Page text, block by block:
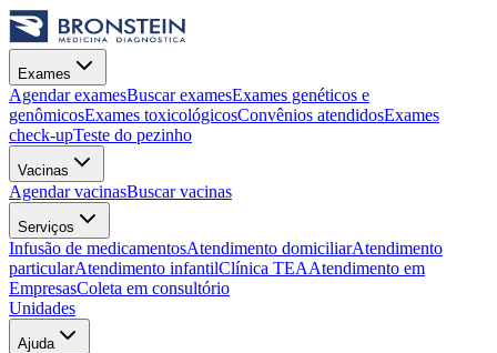
Exames
Agendar examesBuscar examesExames genéticos e
genômicosExames toxicológicosConvênios atendidosExames
check-upTeste do pezinho
Vacinas
Agendar vacinasBuscar vacinas
Serviços
Infusão de medicamentosAtendimento domiciliarAtendimento
particularAtendimento infantilClínica TEAAtendimento em
EmpresasColeta em consultório
Unidades
Ajuda